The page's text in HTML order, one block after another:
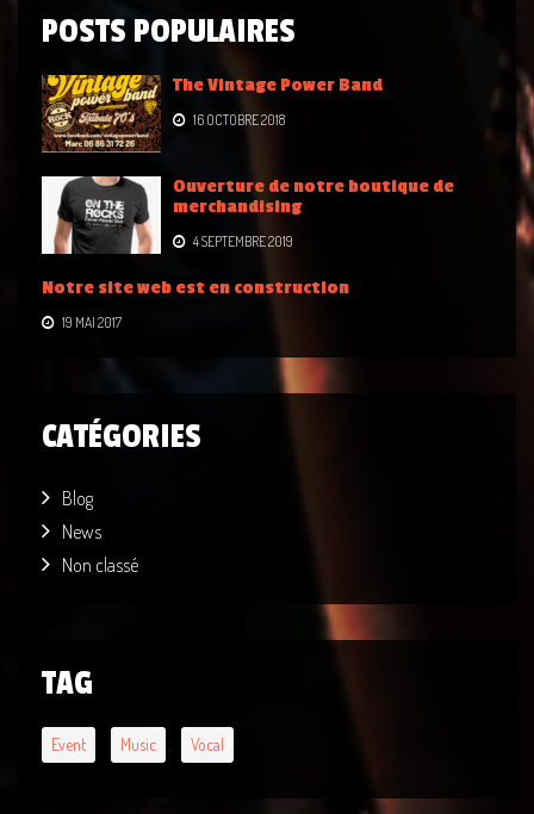
POSTS POPULAIRES
The Vintage Power Band
16 OCTOBRE 2018
Ouverture de notre boutique de
merchandising
4 SEPTEMBRE 2019
Notre site web est en construction
19 MAI 2017
CATÉGORIES
Blog
News
Non classé
TAG
Event Music Vocal